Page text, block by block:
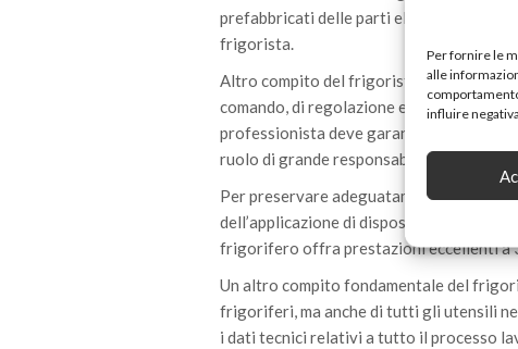
Per fornire le
alle
influire
prefabbricati delle parti elettriche o
frigorista.
Altro compito del frigorista è il
comando, di regolazione e di sicurezza.
professionista deve garantire anche la
ruolo di grande responsabilità.
Per preservare adeguatamente le
dell’applicazione di dispositivi
frigorifero offra prestazioni eccellenti a
Un altro compito fondamentale del
frigoriferi, ma anche di tutti gli utensili
i dati tecnici relativi a tutto il processo